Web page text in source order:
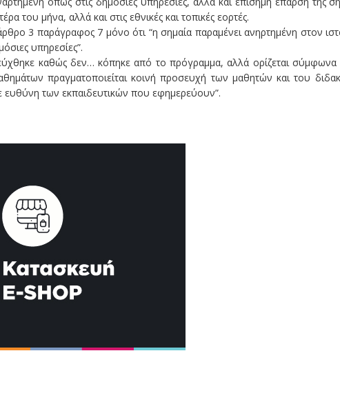
του μήνα, αλλά και στις εθνικές και τοπικές εορτές.
3 παράγραφος 7 μόνο ότι “η σημαία παραμένει ανηρτημένη στον
υπηρεσίες”.
καθώς δεν… κόπηκε από το πρόγραμμα, αλλά ορίζεται σύμφωνα
πραγματοποιείται κοινή προσευχή των μαθητών και του
των εκπαιδευτικών που εφημερεύουν”.